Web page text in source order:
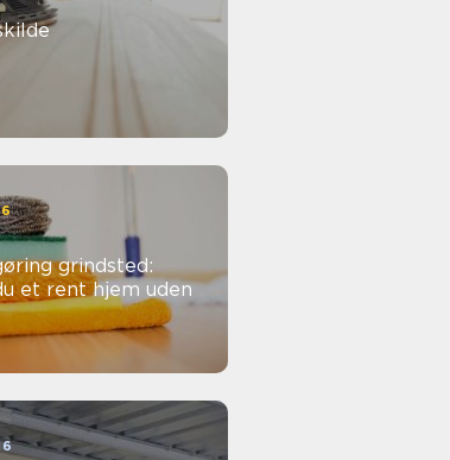
grindsted:
et rent hjem uden